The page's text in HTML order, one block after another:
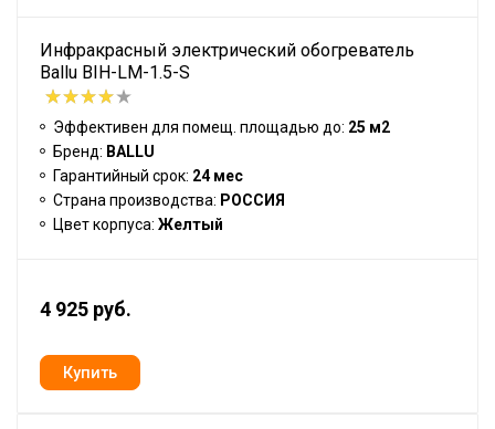
Инфракрасный электрический обогреватель
Ballu BIH-LM-1.5-S
Эффективен для помещ. площадью до: 25 м2
Бренд: BALLU
Гарантийный срок: 24 мес
Страна производства: РОССИЯ
Цвет корпуса: Желтый
4 925 руб.